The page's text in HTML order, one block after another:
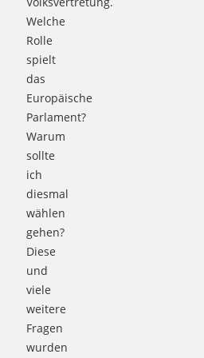
Welche
Rolle
spielt
das
Europäische
Parlament?
Warum
sollte
ich
diesmal
wählen
gehen?
Diese
und
viele
weitere
Fragen
wurden